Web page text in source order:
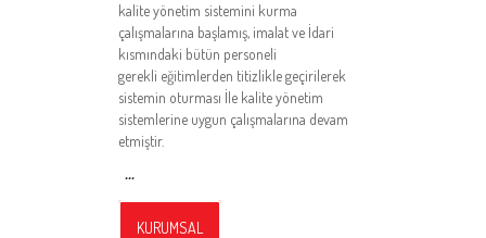
kalite yönetim sistemini kurma
çalışmalarına başlamış, imalat ve İdari
kısmındaki bütün personeli
gerekli eğitimlerden titizlikle geçirilerek
sistemin oturması İle kalite yönetim
sistemlerine uygun çalışmalarına devam
etmiştir.
...
KURUMSAL